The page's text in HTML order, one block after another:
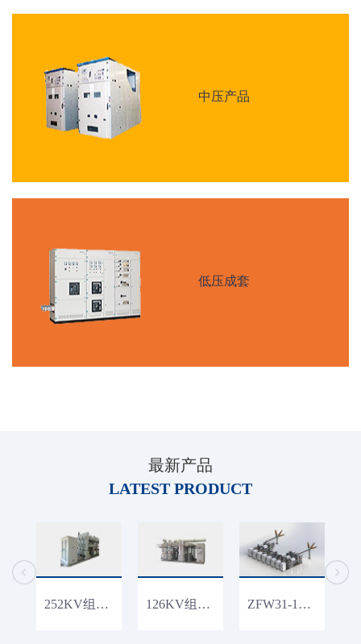
中压产品
低压成套
最新产品
LATEST PRODUCT
252KV组合电器 126KV组合电器 ZFW31-126混合气体绝缘金属封闭开关设备